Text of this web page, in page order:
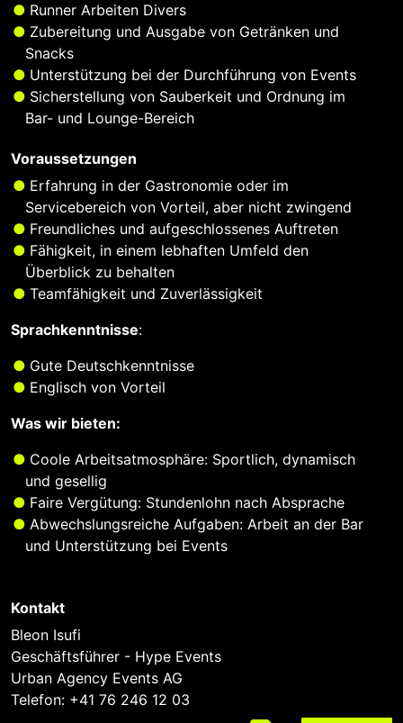
Runner Arbeiten Divers
Zubereitung und Ausgabe von Getränken und
Snacks
Unterstützung bei der Durchführung von Events
Sicherstellung von Sauberkeit und Ordnung im
Bar- und Lounge-Bereich
Voraussetzungen
Erfahrung in der Gastronomie oder im
Servicebereich von Vorteil, aber nicht zwingend
Freundliches und aufgeschlossenes Auftreten
Fähigkeit, in einem lebhaften Umfeld den
Überblick zu behalten
Teamfähigkeit und Zuverlässigkeit
Sprachkenntnisse:
Gute Deutschkenntnisse
Englisch von Vorteil
Was wir bieten:
Coole Arbeitsatmosphäre: Sportlich, dynamisch
und gesellig
Faire Vergütung: Stundenlohn nach Absprache
Abwechslungsreiche Aufgaben: Arbeit an der Bar
und Unterstützung bei Events
Kontakt
Bleon Isufi
Geschäftsführer - Hype Events
Urban Agency Events AG
Telefon: +41 76 246 12 03